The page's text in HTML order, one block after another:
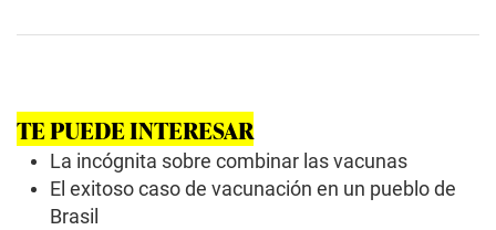
s
o
f
TE PUEDE INTERESAR
La incógnita sobre combinar las vacunas
El exitoso caso de vacunación en un pueblo de
Brasil